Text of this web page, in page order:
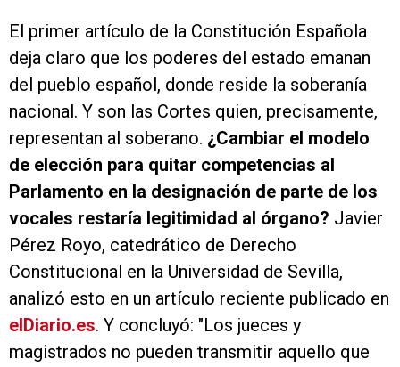
El primer artículo de la Constitución Española
deja claro que los poderes del estado emanan
del pueblo español, donde reside la soberanía
nacional. Y son las Cortes quien, precisamente,
representan al soberano. ¿Cambiar el modelo
de elección para quitar competencias al
Parlamento en la designación de parte de los
vocales restaría legitimidad al órgano? Javier
Pérez Royo, catedrático de Derecho
Constitucional en la Universidad de Sevilla,
analizó esto en un artículo reciente publicado en
elDiario.es. Y concluyó: "Los jueces y
magistrados no pueden transmitir aquello que